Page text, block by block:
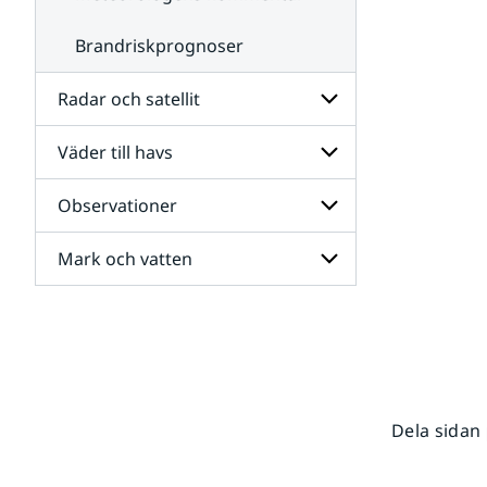
Brandriskprognoser
Radar och satellit
Undersidor
för
Radar
och
satellit
Väder till havs
Undersidor
för
Väder
till
havs
Observationer
Undersidor
för
Mark och vatten
Dela sidan